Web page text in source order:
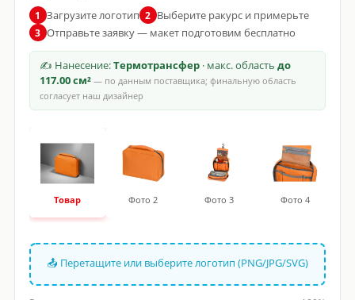
1 Загрузите логотип 2 Выберите ракурс и примерьте
3 Отправьте заявку — макет подготовим бесплатно
✍ Нанесение:Термотрансфер· макс. область до
117.00 см²— по данным поставщика; финальную область
согласует наш дизайнер
Товар Фото 2 Фото 3 Фото 4
📤 Перетащите или выберите логотип (PNG/JPG/SVG)